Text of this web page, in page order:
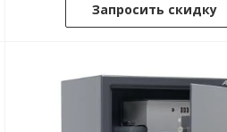
Запросить скидку